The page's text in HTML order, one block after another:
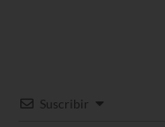
Suscribir